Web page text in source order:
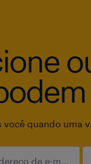
você quando uma